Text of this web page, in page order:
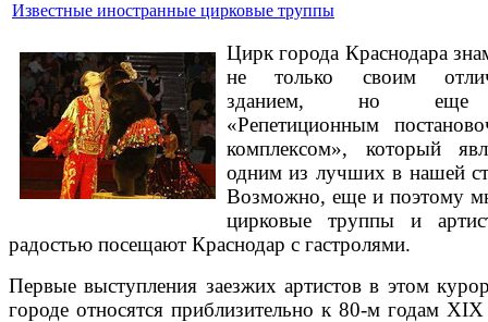
Известные иностранные цирковые труппы
Цирк города Краснодара
не только своим
зданием, но
«Репетиционным
комплексом», который
одним из лучших в нашей
Возможно, еще и поэтому
цирковые труппы и
радостью посещают Краснодар с гастролями.
Первые выступления заезжих артистов в этом
городе относятся приблизительно к 80-м годам XIX